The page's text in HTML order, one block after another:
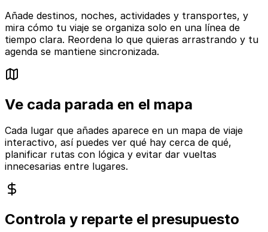
Añade destinos, noches, actividades y transportes, y
mira cómo tu viaje se organiza solo en una línea de
tiempo clara. Reordena lo que quieras arrastrando y tu
agenda se mantiene sincronizada.
Ve cada parada en el mapa
Cada lugar que añades aparece en un mapa de viaje
interactivo, así puedes ver qué hay cerca de qué,
planificar rutas con lógica y evitar dar vueltas
innecesarias entre lugares.
Controla y reparte el presupuesto